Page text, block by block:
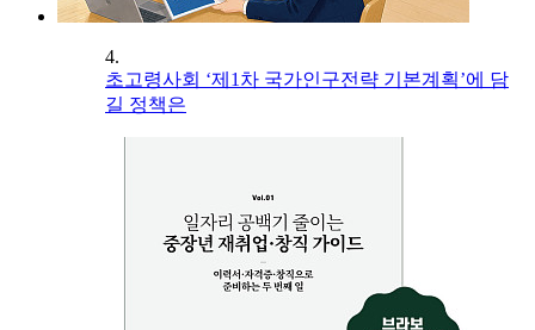
4.
초고령사회 ‘제1차 국가인구전략 기본계획’에 담
길 정책은